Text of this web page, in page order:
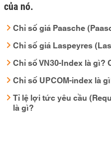
của nó.
Chỉ số giá Paasche
Chỉ số giá Laspeyres
Chỉ số VN30-Index là gì?
Chỉ số UPCOM-index là
Tỉ lệ lợi tức yêu cầu
là gì?